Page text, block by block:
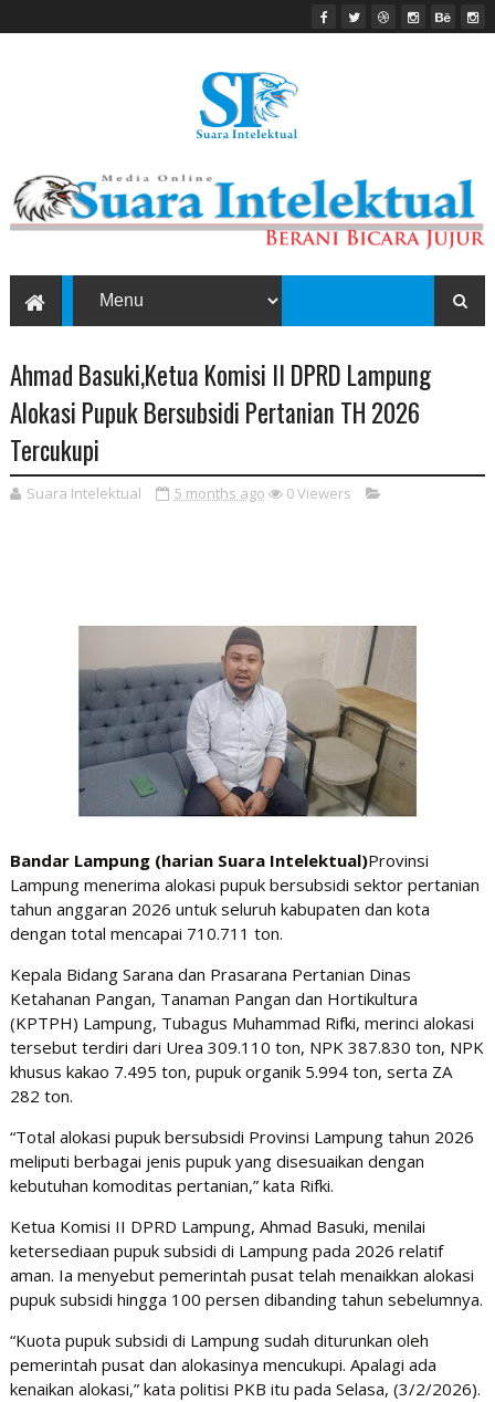
Ahmad Basuki,Ketua Komisi II DPRD Lampung
Alokasi Pupuk Bersubsidi Pertanian TH 2026
Tercukupi
Suara Intelektual 5 months ago 0Viewers
Bandar Lampung (harian Suara Intelektual)Provinsi
Lampung menerima alokasi pupuk bersubsidi sektor pertanian
tahun anggaran 2026 untuk seluruh kabupaten dan kota
dengan total mencapai 710.711 ton.
Kepala Bidang Sarana dan Prasarana Pertanian Dinas
Ketahanan Pangan, Tanaman Pangan dan Hortikultura
(KPTPH) Lampung, Tubagus Muhammad Rifki, merinci alokasi
tersebut terdiri dari Urea 309.110 ton, NPK 387.830 ton, NPK
khusus kakao 7.495 ton, pupuk organik 5.994 ton, serta ZA
282 ton.
“Total alokasi pupuk bersubsidi Provinsi Lampung tahun 2026
meliputi berbagai jenis pupuk yang disesuaikan dengan
kebutuhan komoditas pertanian,” kata Rifki.
Ketua Komisi II DPRD Lampung, Ahmad Basuki, menilai
ketersediaan pupuk subsidi di Lampung pada 2026 relatif
aman. Ia menyebut pemerintah pusat telah menaikkan alokasi
pupuk subsidi hingga 100 persen dibanding tahun sebelumnya.
“Kuota pupuk subsidi di Lampung sudah diturunkan oleh
pemerintah pusat dan alokasinya mencukupi. Apalagi ada
kenaikan alokasi,” kata politisi PKB itu pada Selasa, (3/2/2026).